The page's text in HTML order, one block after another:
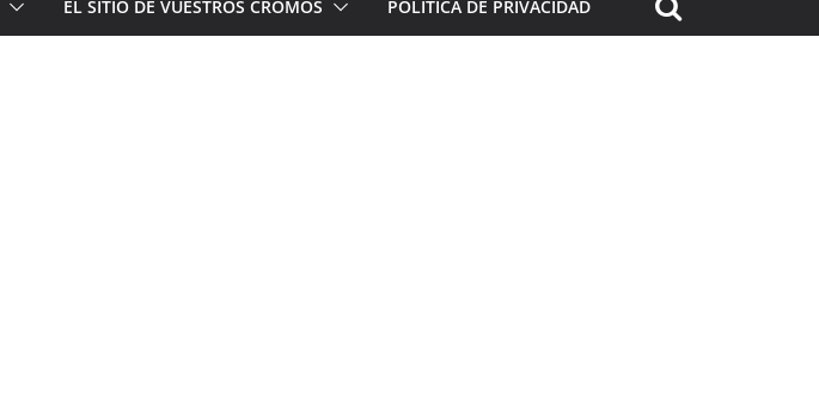
EL SITIO DE VUESTROS CROMOS POLÍTICA DE PRIVACIDAD